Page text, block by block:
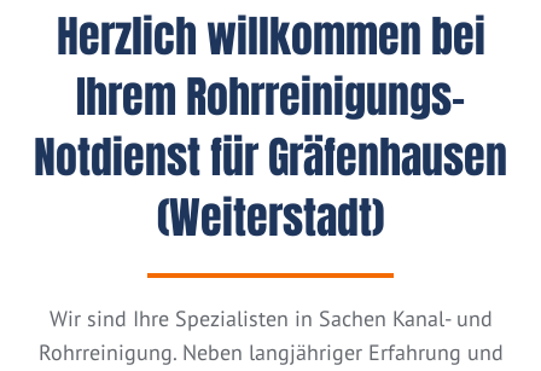
Herzlich willkommen bei
Ihrem Rohrreinigungs-
Notdienst für Gräfenhausen
(Weiterstadt)
Wir sind Ihre Spezialisten in Sachen Kanal- und
Rohrreinigung. Neben langjähriger Erfahrung und